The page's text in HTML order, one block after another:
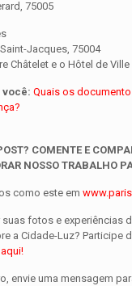
75005
Jacques, 75004
Châtelet e o Hôtel de Ville
Quais os
COMENTE E
NOSSO TRABALHO
como este em
fotos e experiências
a Cidade-Luz? Participe
envie uma mensagem